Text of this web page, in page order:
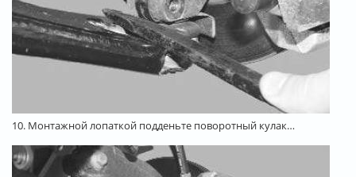
10. Монтажной лопаткой подденьте поворотный кулак…